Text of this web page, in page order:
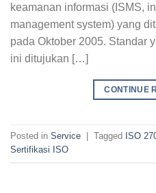
keamanan informasi (ISMS,
management system) yang
pada Oktober 2005. Standar
ini ditujukan […]
CONTINUE
Posted in Service Tagged ISO
Sertifikasi ISO